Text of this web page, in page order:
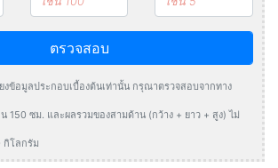
ตรวจสอบ
งข้อมูลประกอบเบื้องต้นเท่านั้น กรุณาตรวจสอบจากทาง
150 ซม. และผลรวมของสามด้าน (กว้าง + ยาว + สูง) ไม่
กิโลกรัม